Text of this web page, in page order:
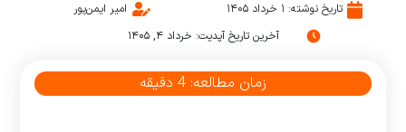
تاریخ نوشته: ۱ خرداد ۱۴۰۵
امیر ایمن‌پور
آخرین تاریخ آپدیت: خرداد ۴, ۱۴۰۵
زمان مطالعه: 4 دقیقه